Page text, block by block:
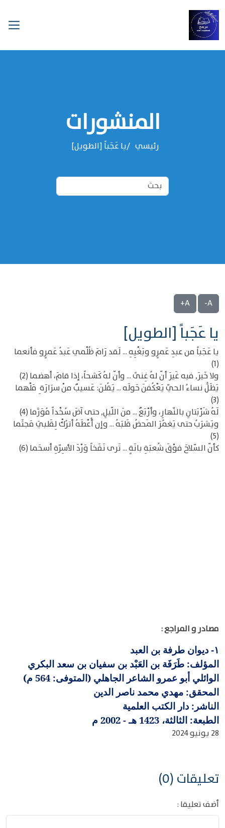
المنشورات
رئيسي يا عَجَباً [الطويل]
A-
A+
يا عَجَباً [الطويل]
يا عَجَباً من عبدِ عَمرٍو وبَغْيِهِ ... لَقد رَامَ ظُلْمي عَبدُ عَمرٍو فأنعما
(1)
ولا خَيرَ, فيه غَيرَ أنّ لهُ غِنىً ... وأنّ لهُ كَشحاً، إذا قامَ، أهضما (2)
يَظَلُّ نساءُ الحيّ يَعْكُفنَ حَولَه ... يَقُلنَ: عَسيبٌ منْ سرَارَة ِ مَلْهما
(3)
لَهُ شَرْبَتانِ بالنّهارِ، وأرْبَعٌ ... منَ اللّيلِ, حتى آضَ سُخْداً مُوَرَّما (4)
ويَشرَبُ حتى يَغمُرَ المَحضُ قَلبَهُ ... وإن أُعْطَهُ أترُكْ لِقَلبيَ مَجثَما
(5)
كأنّ السّلاحَ فوْقَ شُعبَةِ بانَةٍ ... تَرى نَفَخاً وَرْدَ الأسِرّةِ أسحَما (6)
مصادر و المراجع :
١-
ديوان طرفة بن العبد
المؤلف: طَرَفَة بن العَبْد بن سفيان بن سعد البكري
الوائلي أبو عمرو الشاعر الجاهلي (المتوفى: 564 م)
المحقق: مهدي محمد ناصر الدين
الناشر: دار الكتب العلمية
الطبعة: الثالثة، 1423 هـ - 2002 م
28 يونيو 2024
تعليقات (0)
أضف تعليقا :